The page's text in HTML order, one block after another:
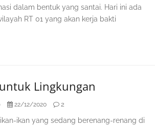
dalam bentuk yang santai. Hari ini ada
RT 01 yang akan kerja bakti
Lingkungan
22/12/2020 2
ikan yang sedang berenang-renang di